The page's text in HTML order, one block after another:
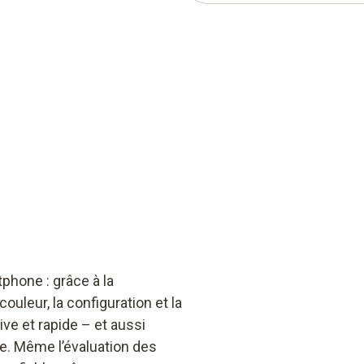
: grâce à la
la configuration et la
et rapide – et aussi
Même l’évaluation des